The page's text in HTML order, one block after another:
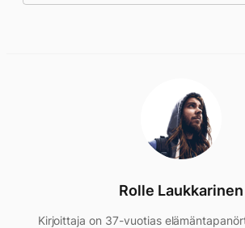
Rolle Laukkarinen
Kirjoittaja on 37-vuotias